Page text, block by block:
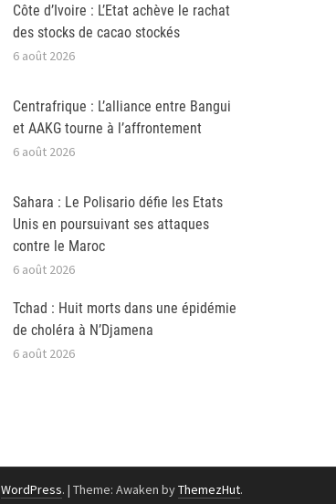
Côte d’Ivoire : L’Etat achève le rachat
des stocks de cacao stockés
6 août 2026
Centrafrique : L’alliance entre Bangui
et AAKG tourne à l’affrontement
6 août 2026
Sahara : Le Polisario défie les Etats
Unis en poursuivant ses attaques
contre le Maroc
6 août 2026
Tchad : Huit morts dans une épidémie
de choléra à N’Djamena
6 août 2026
WordPress. | Theme: Awaken byThemezHut.